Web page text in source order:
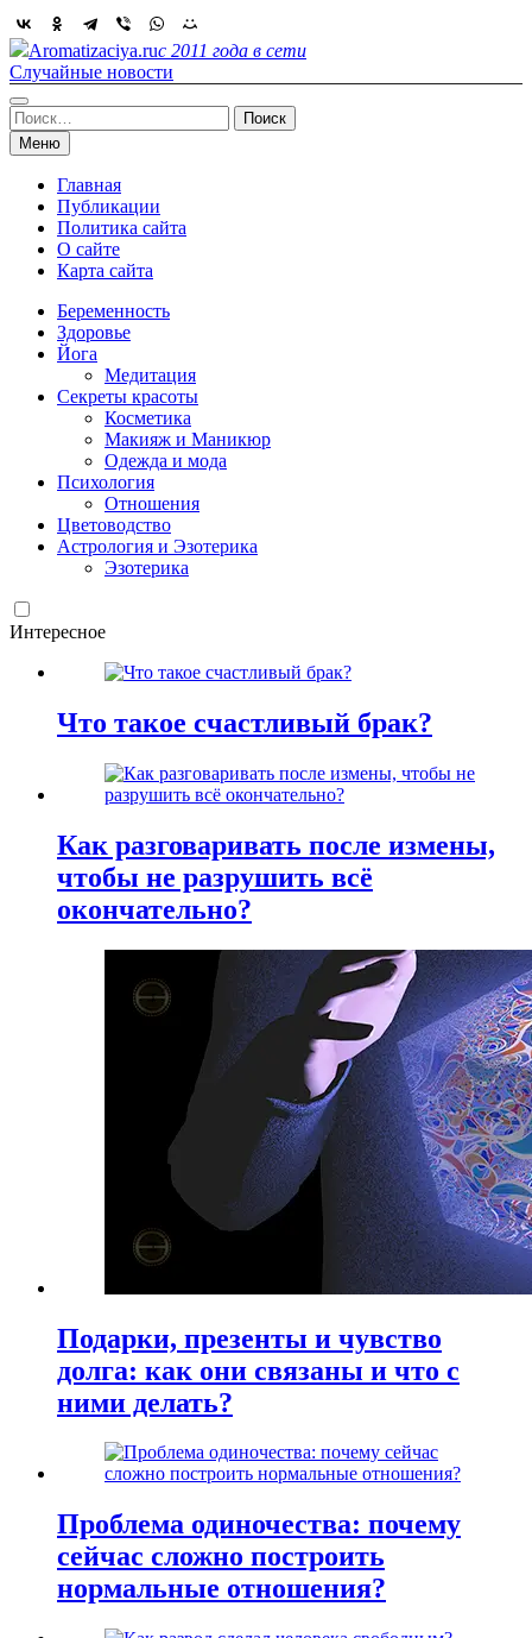
Skip
to
content
Aromatizaciya.ruс 2011 года в сети
Случайные новости
Найти:
Меню
Главная
Публикации
Политика сайта
О сайте
Карта сайта
Беременность
Здоровье
Йога
Медитация
Секреты красоты
Косметика
Макияж и Маникюр
Одежда и мода
Психология
Отношения
Цветоводство
Астрология и Эзотерика
Эзотерика
Интересное
Что такое счастливый брак?
Как разговаривать после измены,
чтобы не разрушить всё
окончательно?
Подарки, презенты и чувство
долга: как они связаны и что с
ними делать?
Проблема одиночества: почему
сейчас сложно построить
нормальные отношения?